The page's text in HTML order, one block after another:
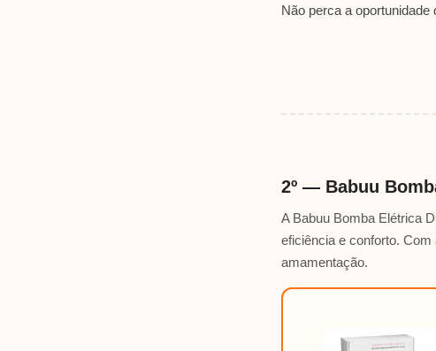
Não perca a
2º — Babuu
A Babuu Bomba Elétrica
eficiência e conforto.
amamentação.